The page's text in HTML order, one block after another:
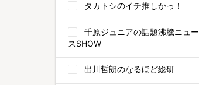
タカトシのイチ推しかっ！
千原ジュニアの話題沸騰ニュー
スSHOW
出川哲朗のなるほど総研